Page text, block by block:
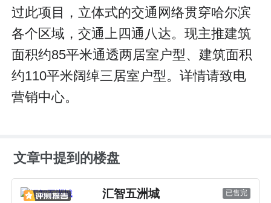
过此项目，立体式的交通网络贯穿哈尔滨
各个区域，交通上四通八达。现主推建筑
面积约85平米通透两居室户型、建筑面积
约110平米阔绰三居室户型。详情请致电
营销中心。
文章中提到的楼盘
汇智五洲城 已售完